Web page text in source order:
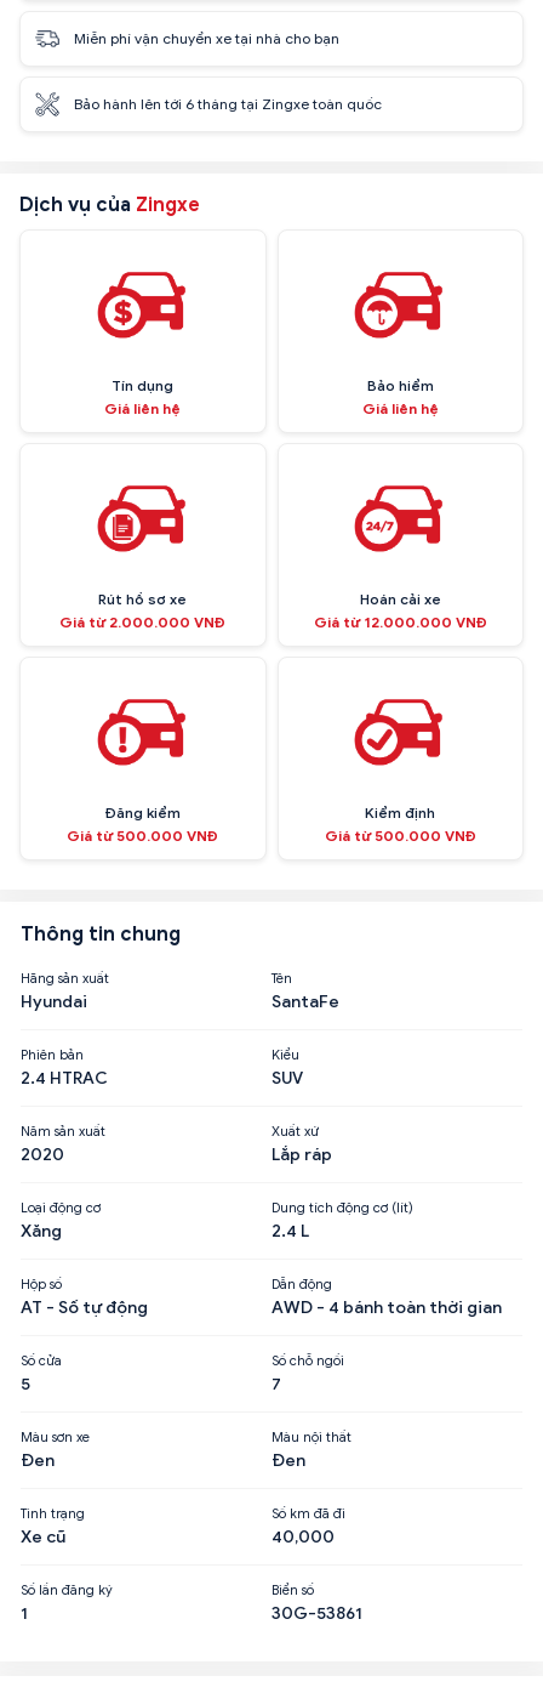
Miễn phí vận chuyển xe tại nhà cho bạn
Bảo hành lên tới 6 tháng tại Zingxe toàn quốc
Dịch vụ của Zingxe
Tín dụng
Giá liên hệ
Bảo hiểm
Giá liên hệ
Rút hồ sơ xe
Giá từ 2.000.000 VNĐ
Hoán cải xe
Giá từ 12.000.000 VNĐ
Đăng kiểm
Giá từ 500.000 VNĐ
Kiểm định
Giá từ 500.000 VNĐ
Thông tin chung
Hãng sản xuất
Hyundai
Tên
SantaFe
Phiên bản
2.4 HTRAC
Kiểu
SUV
Năm sản xuất
2020
Xuất xứ
Lắp ráp
Loại động cơ
Xăng
Dung tích động cơ (lít)
2.4 L
Hộp số
AT - Số tự động
Dẫn động
AWD - 4 bánh toàn thời gian
Số cửa
5
Số chỗ ngồi
7
Màu sơn xe
Đen
Màu nội thất
Đen
Tình trạng
Xe cũ
Số km đã đi
40,000
Số lần đăng ký
1
Biển số
30G-53861